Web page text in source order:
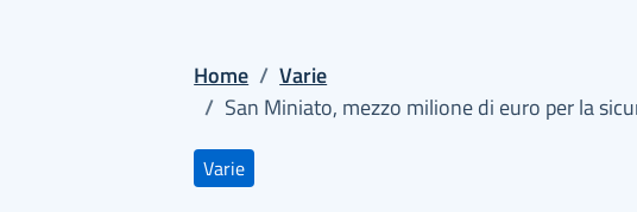
Home / Varie
/ San Miniato, mezzo milione di euro per la
Varie